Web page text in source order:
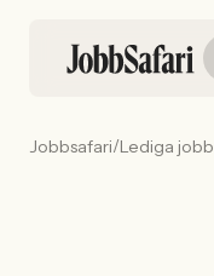
Jobbsafari/Lediga jobb